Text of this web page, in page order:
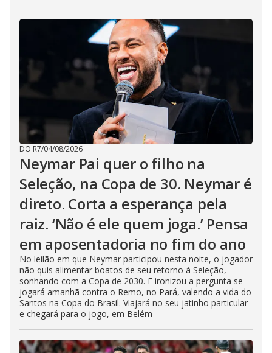
DO R7/04/08/2026
Neymar Pai quer o filho na
Seleção, na Copa de 30. Neymar é
direto. Corta a esperança pela
raiz. ‘Não é ele quem joga.’ Pensa
em aposentadoria no fim do ano
No leilão em que Neymar participou nesta noite, o jogador
não quis alimentar boatos de seu retorno à Seleção,
sonhando com a Copa de 2030. E ironizou a pergunta se
jogará amanhã contra o Remo, no Pará, valendo a vida do
Santos na Copa do Brasil. Viajará no seu jatinho particular
e chegará para o jogo, em Belém